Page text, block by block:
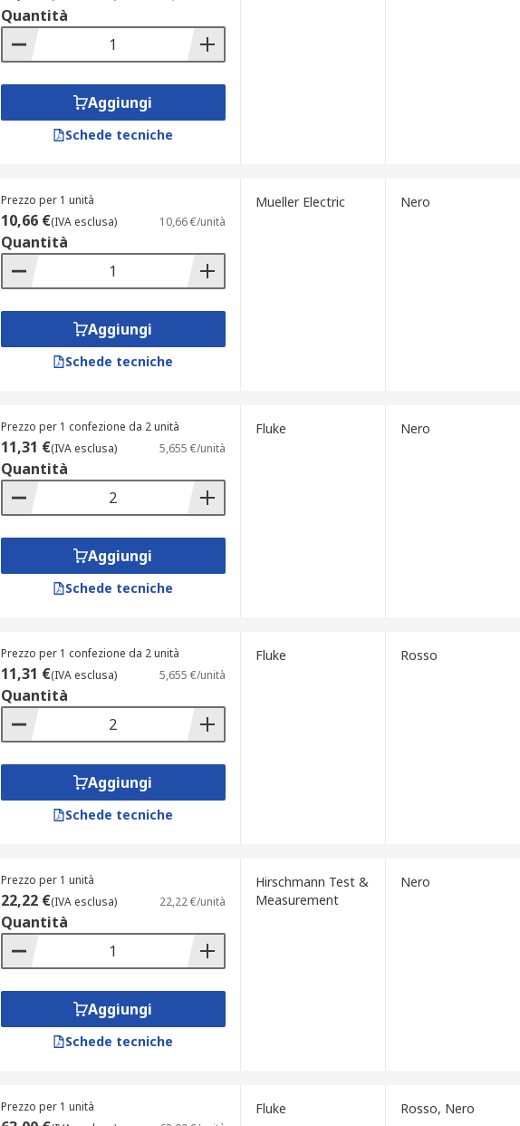
Quantità
Aggiungi
Schede tecniche
Prezzo per 1 unità
10,66 €(IVA esclusa) 10,66 €/unità
Quantità
Aggiungi
Schede tecniche
Mueller Electric Nero
Prezzo per 1 confezione da 2 unità
11,31 €(IVA esclusa) 5,655 €/unità
Quantità
Aggiungi
Schede tecniche
Fluke Nero
Prezzo per 1 confezione da 2 unità
11,31 €(IVA esclusa) 5,655 €/unità
Quantità
Aggiungi
Schede tecniche
Fluke Rosso
Prezzo per 1 unità
22,22 €(IVA esclusa) 22,22 €/unità
Quantità
Aggiungi
Schede tecniche
Hirschmann Test &
Measurement
Nero
Prezzo per 1 unità Fluke Rosso, Nero